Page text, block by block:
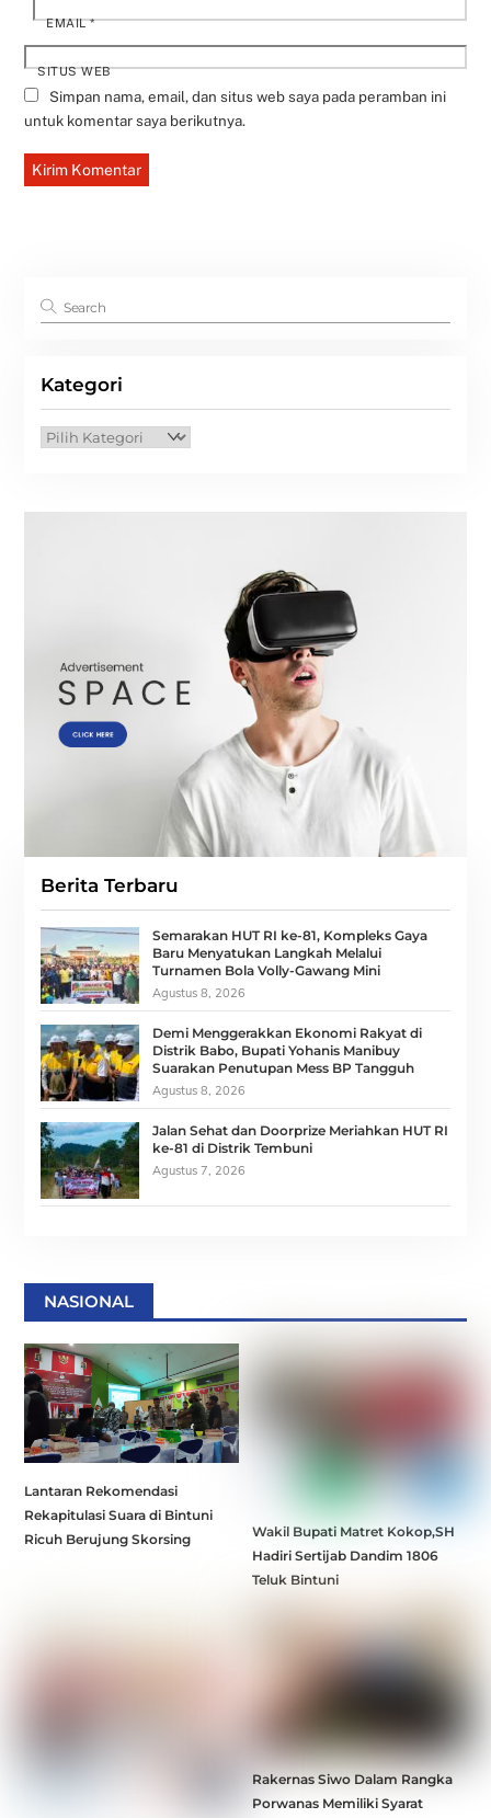
EMAIL*
SITUS WEB
Simpan nama, email, dan situs web saya pada peramban ini
untuk komentar saya berikutnya.
Kategori
Kategori
Berita Terbaru
Semarakan HUT RI ke-81, Kompleks Gaya
Baru Menyatukan Langkah Melalui
Turnamen Bola Volly-Gawang Mini
Agustus 8, 2026
Demi Menggerakkan Ekonomi Rakyat di
Distrik Babo, Bupati Yohanis Manibuy
Suarakan Penutupan Mess BP Tangguh
Agustus 8, 2026
Jalan Sehat dan Doorprize Meriahkan HUT RI
ke-81 di Distrik Tembuni
Agustus 7, 2026
NASIONAL
Lantaran Rekomendasi
Rekapitulasi Suara di Bintuni
Ricuh Berujung Skorsing
Wakil Bupati Matret Kokop,SH
Hadiri Sertijab Dandim 1806
Teluk Bintuni
Rakernas Siwo Dalam Rangka
Porwanas Memiliki Syarat